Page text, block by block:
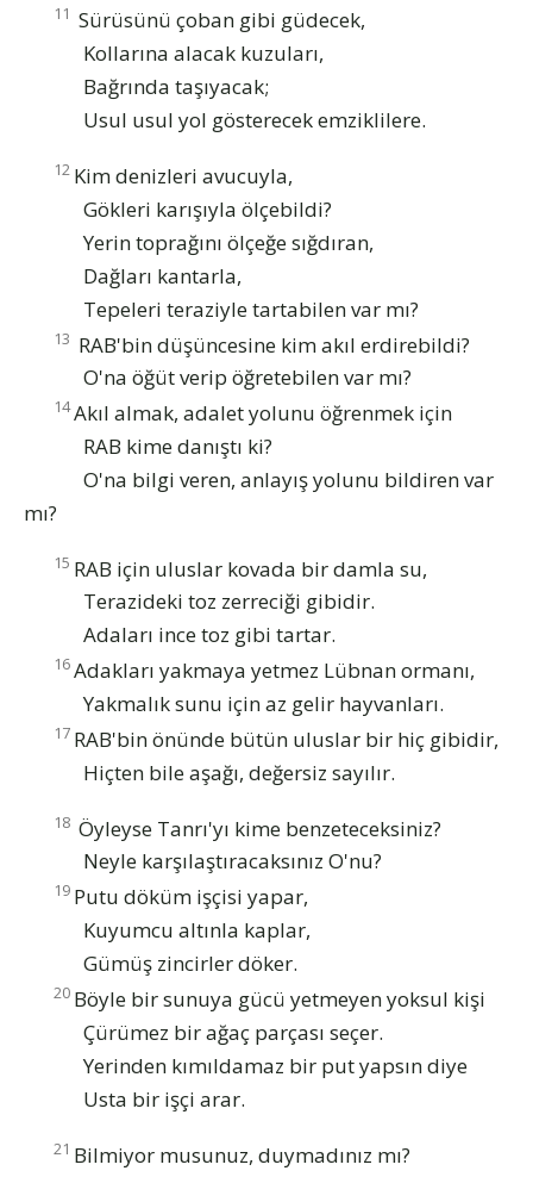
11 Sürüsünü çoban gibi güdecek,
Kollarına alacak kuzuları,
Bağrında taşıyacak;
Usul usul yol gösterecek emziklilere.
12 Kim denizleri avucuyla,
Gökleri karışıyla ölçebildi?
Yerin toprağını ölçeğe sığdıran,
Dağları kantarla,
Tepeleri teraziyle tartabilen var mı?
13 RAB'bin düşüncesine kim akıl erdirebildi?
O'na öğüt verip öğretebilen var mı?
14Akıl almak, adalet yolunu öğrenmek için
RAB kime danıştı ki?
O'na bilgi veren, anlayış yolunu bildiren var
mı?
15 RAB için uluslar kovada bir damla su,
Terazideki toz zerreciği gibidir.
Adaları ince toz gibi tartar.
16Adakları yakmaya yetmez Lübnan ormanı,
Yakmalık sunu için az gelir hayvanları.
17 RAB'bin önünde bütün uluslar bir hiç gibidir,
Hiçten bile aşağı, değersiz sayılır.
18 Öyleyse Tanrı'yı kime benzeteceksiniz?
Neyle karşılaştıracaksınız O'nu?
19 Putu döküm işçisi yapar,
Kuyumcu altınla kaplar,
Gümüş zincirler döker.
20 Böyle bir sunuya gücü yetmeyen yoksul kişi
Çürümez bir ağaç parçası seçer.
Yerinden kımıldamaz bir put yapsın diye
Usta bir işçi arar.
21 Bilmiyor musunuz, duymadınız mı?